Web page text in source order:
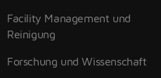
Facility Management und
Reinigung
Forschung und Wissenschaft